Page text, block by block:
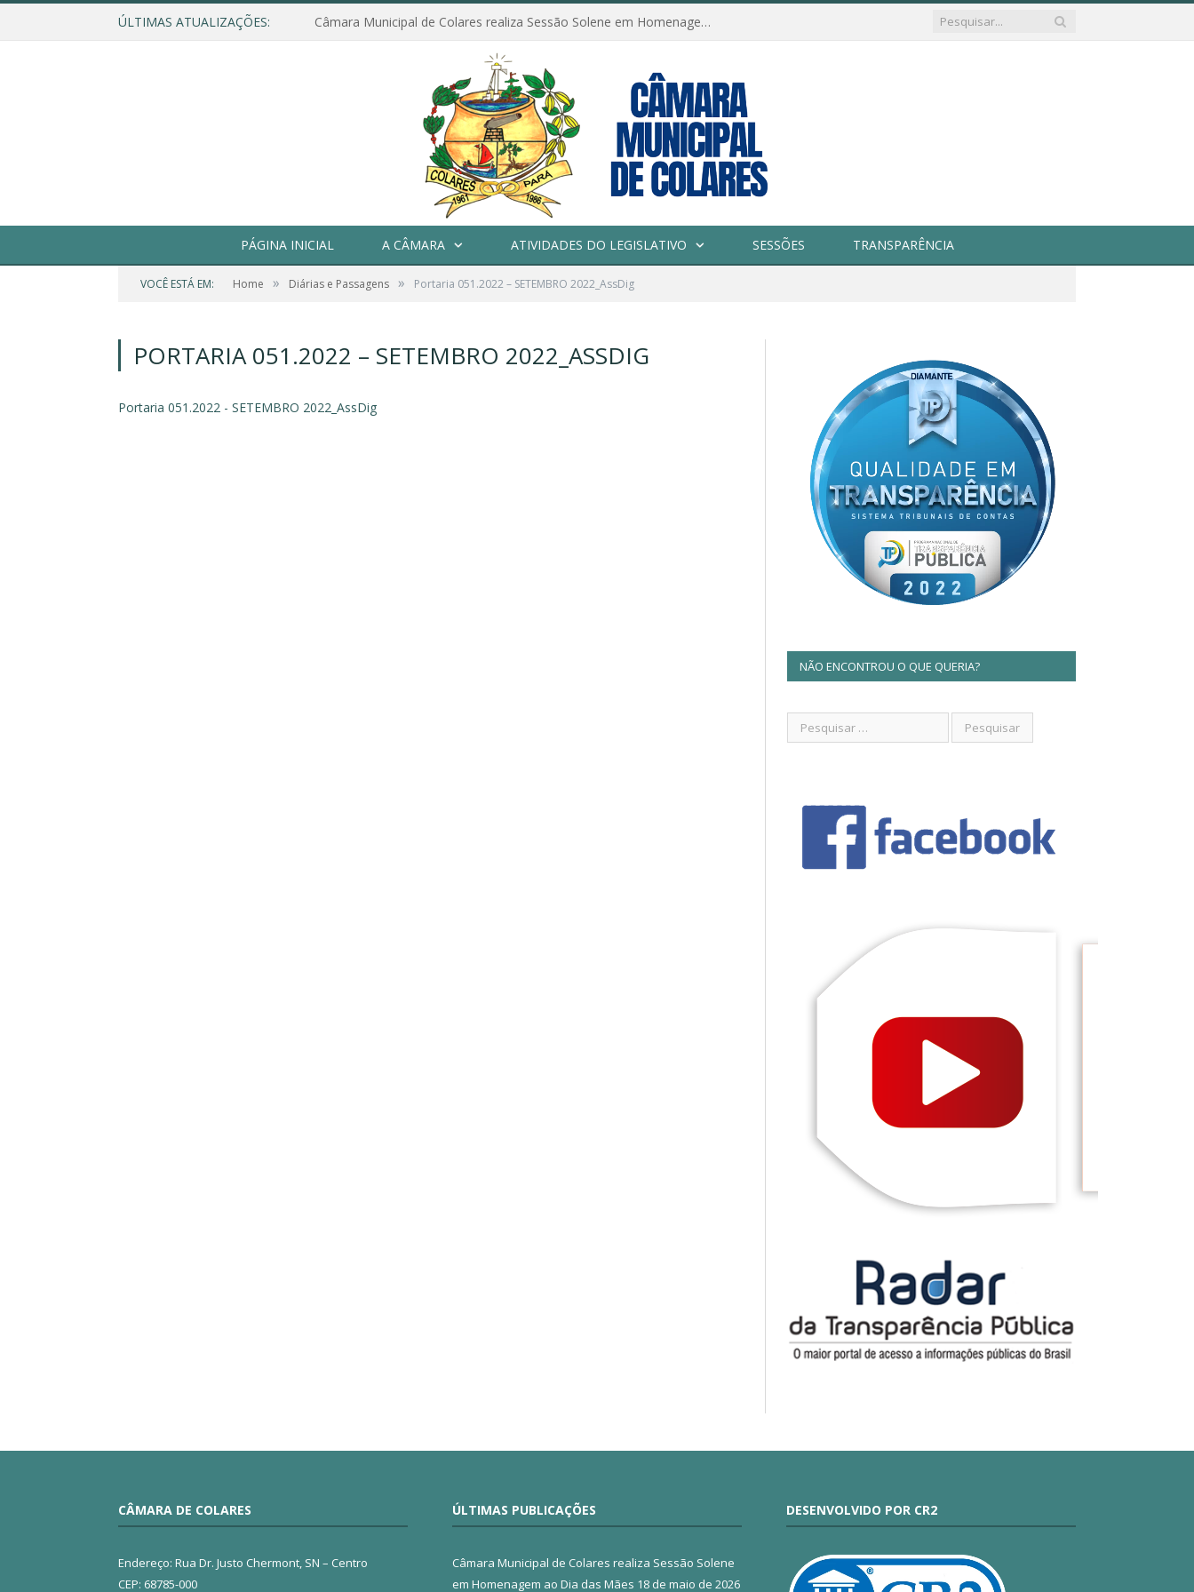
ÚLTIMAS ATUALIZAÇÕES: Câmara Municipal de Colares realiza Sessão Solene em Homenagem ao Dia das Mães
PÁGINA INICIAL A CÂMARA ATIVIDADES DO LEGISLATIVO SESSÕES TRANSPARÊNCIA
VOCÊ ESTÁ EM: Home » Diárias e Passagens » Portaria 051.2022 – SETEMBRO 2022_AssDig
PORTARIA 051.2022 – SETEMBRO 2022_ASSDIG
Portaria 051.2022 - SETEMBRO 2022_AssDig
NÃO ENCONTROU O QUE QUERIA?
CÂMARA DE COLARES
Endereço: Rua Dr. Justo Chermont, SN – Centro
CEP: 68785-000
ÚLTIMAS PUBLICAÇÕES
Câmara Municipal de Colares realiza Sessão Solene
em Homenagem ao Dia das Mães 18 de maio de 2026
DESENVOLVIDO POR CR2